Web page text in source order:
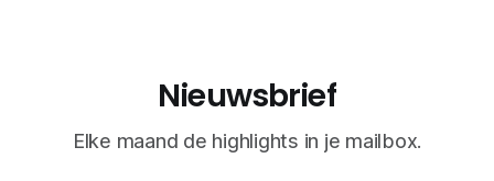
Nieuwsbrief
Elke maand de highlights in je mailbox.